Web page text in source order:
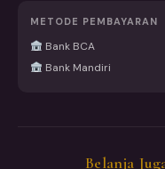
METODE PEMBAYARAN
Bank BCA
Bank Mandiri
Belanja